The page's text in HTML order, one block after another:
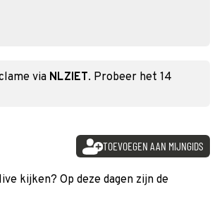
via NLZIET. Probeer het 14
TOEVOEGEN AAN MIJNGIDS
kijken? Op deze dagen zijn de